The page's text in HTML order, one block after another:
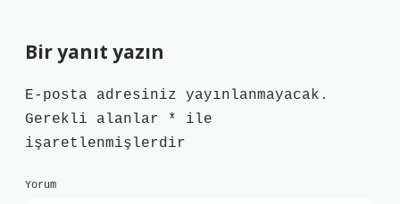
Bir yanıt yazın
E-posta adresiniz yayınlanmayacak.
Gerekli alanlar
*
ile
işaretlenmişlerdir
Yorum